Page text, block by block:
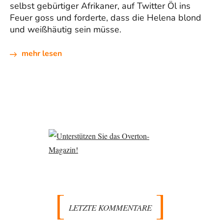
selbst gebürtiger Afrikaner, auf Twitter Öl ins
Feuer goss und forderte, dass die Helena blond
und weißhäutig sein müsse.
mehr lesen
LETZTE KOMMENTARE